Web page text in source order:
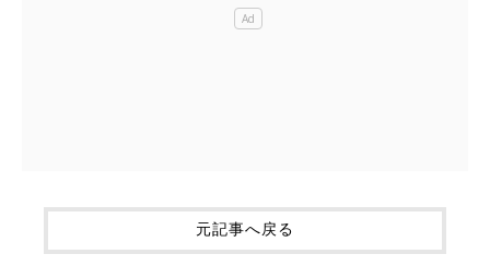
元記事へ戻る